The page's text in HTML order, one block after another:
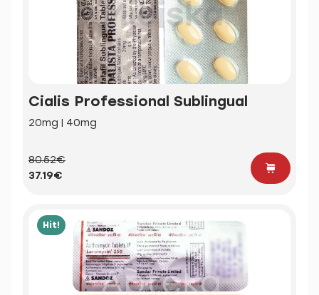
Cialis Professional Sublingual
20mg | 40mg
80.52€
37.19€
Hit!